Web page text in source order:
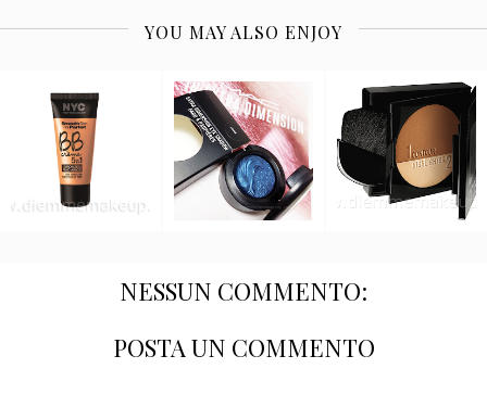
YOU MAY ALSO ENJOY
NESSUN COMMENTO:
POSTA UN COMMENTO